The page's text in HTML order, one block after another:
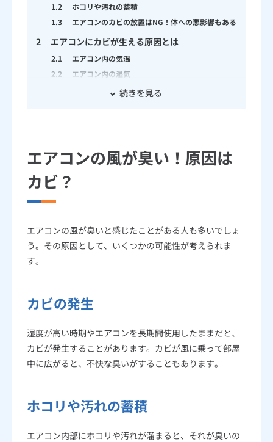
1.2
ホコリや汚れの蓄積
1.3
エアコンのカビの放置はNG！体への悪影響もある
2 エアコンにカビが生える原因とは
2.1
エアコン内の気温
2.2
エアコン内の湿気
エアコン内にたまった汚れ
4.2
洗剤を雑巾などに染み込ませる
4.3
4.4
5.1
精密機器に水や洗剤をかけない
5.2
エアコン掃除スプレーは正しく使用する
6.2
内部クリーン機能を活用する
7
まとめ
8
エアコンの関連記事
8.3
エアコンのトラブルに関する記事
続きを見る
エアコンの風が臭い！原因は
カビ？
エアコンの風が臭いと感じたことがある人も多いでしょ
う。その原因として、いくつかの可能性が考えられま
す。
カビの発生
湿度が高い時期やエアコンを長期間使用したままだと、
カビが発生することがあります。カビが風に乗って部屋
中に広がると、不快な臭いがすることもあります。
ホコリや汚れの蓄積
エアコン内部にホコリや汚れが溜まると、それが臭いの